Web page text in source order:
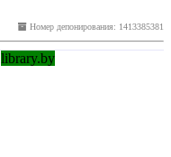
Номер депонирования: 1413385381
library.by